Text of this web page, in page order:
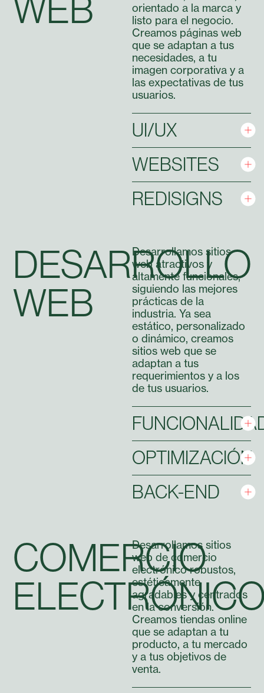
WEB
orientado a la marca y
listo para el negocio.
Creamos páginas web
que se adaptan a tus
necesidades, a tu
imagen corporativa y a
las expectativas de tus
usuarios.
UI/UX
WEBSITES
REDISIGNS
DESARROLLO
WEB
Desarrollamos sitios
web atractivos y
altamente funcionales,
siguiendo las mejores
prácticas de la
industria. Ya sea
estático, personalizado
o dinámico, creamos
sitios web que se
adaptan a tus
requerimientos y a los
de tus usuarios.
OPTIMIZACIÓN
BACK-END
COMERCIO
Desarrollamos sitios
web de comercio
electrónico robustos,
estéticamente
agradables y centrados
en la conversión.
Creamos tiendas online
que se adaptan a tu
producto, a tu mercado
y a tus objetivos de
venta.